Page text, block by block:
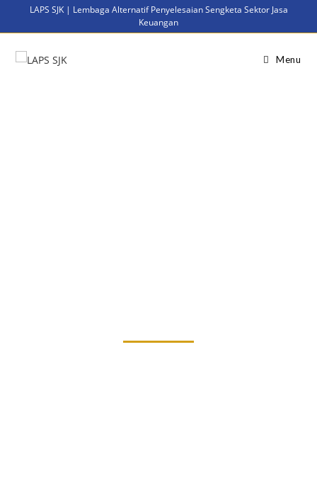
LAPS SJK | Lembaga Alternatif Penyelesaian Sengketa Sektor Jasa
Keuangan
Menu